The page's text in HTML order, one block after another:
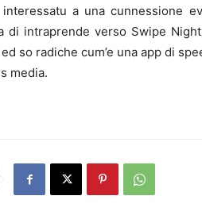
a una cunnessione
di intraprende verso Swipe
so radiche cum’e una app di
media.